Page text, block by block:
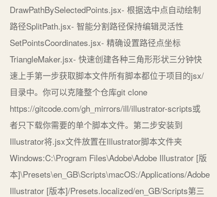
DrawPathBySelectedPoints.jsx- 根据选中点自动绘制
路径SplitPath.jsx- 智能分割路径保持编辑灵活性
SetPointsCoordinates.jsx- 精确设置路径点坐标
TriangleMaker.jsx- 快速创建各种三角形形状三分钟快
速上手第一步获取脚本文件所有脚本都位于项目的jsx/
目录中。你可以克隆整个仓库git clone
https://gitcode.com/gh_mirrors/ill/illustrator-scripts或
者只下载你需要的单个脚本文件。第二步安装到
Illustrator将.jsx文件放置在Illustrator脚本文件夹
Windows:C:\Program Files\Adobe\Adobe Illustrator [版
本]\Presets\en_GB\Scripts\macOS:/Applications/Adobe
Illustrator [版本]/Presets.localized/en_GB/Scripts第三